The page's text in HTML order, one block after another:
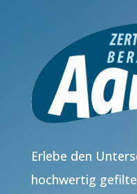
Erlebe den
hochwertig